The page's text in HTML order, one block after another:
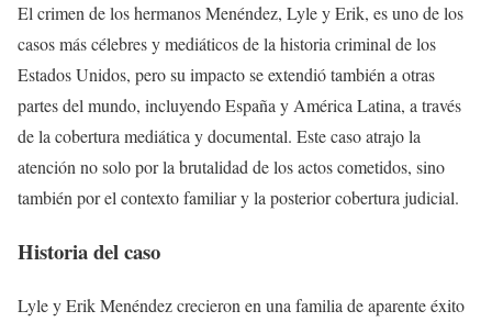
El crimen de los hermanos Menéndez, Lyle y Erik, es uno de los
casos más célebres y mediáticos de la historia criminal de los
Estados Unidos, pero su impacto se extendió también a otras
partes del mundo, incluyendo España y América Latina, a través
de la cobertura mediática y documental. Este caso atrajo la
atención no solo por la brutalidad de los actos cometidos, sino
también por el contexto familiar y la posterior cobertura judicial.
Historia del caso
Lyle y Erik Menéndez crecieron en una familia de aparente éxito